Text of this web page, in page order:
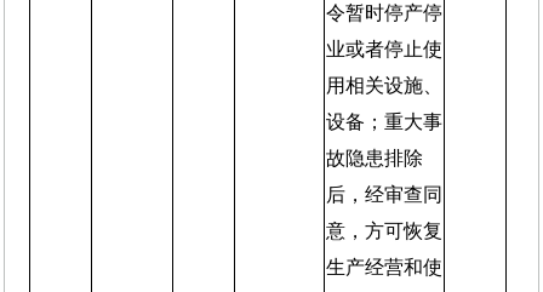
令暂时停产停
业或者停止使
用相关设施、
设备；重大事
故隐患排除
后，经审查同
意，方可恢复
生产经营和使